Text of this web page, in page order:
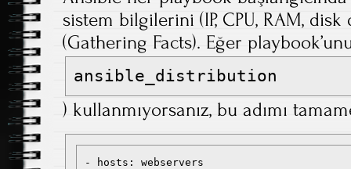
sistem bilgilerini (IP, CPU, RAM,
(Gathering Facts). Eğer
ansible_distribution
) kullanmıyorsanız, bu adımı
- hosts: webservers